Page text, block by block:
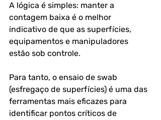
A lógica é simples: manter a
contagem baixa é o melhor
indicativo de que as superfícies,
equipamentos e manipuladores
estão sob controle.
Para tanto, o ensaio de swab
(esfregaço de superfícies) é uma das
ferramentas mais eficazes para
identificar pontos críticos de